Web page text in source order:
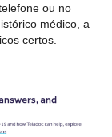
ou no
médico, a
certos.